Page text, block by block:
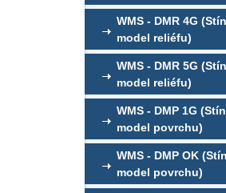
WMS - DMR 4G
model reliéfu)
WMS - DMR 5G
model reliéfu)
WMS - DMP 1G
model povrchu)
WMS - DMP OK
model povrchu)